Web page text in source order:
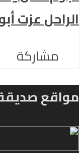
الراحل عزت
مشاركة
مواقع